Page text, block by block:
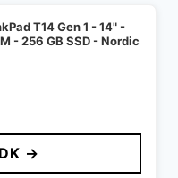
T14 Gen 1 - 14" -
- 256 GB SSD - Nordic
→